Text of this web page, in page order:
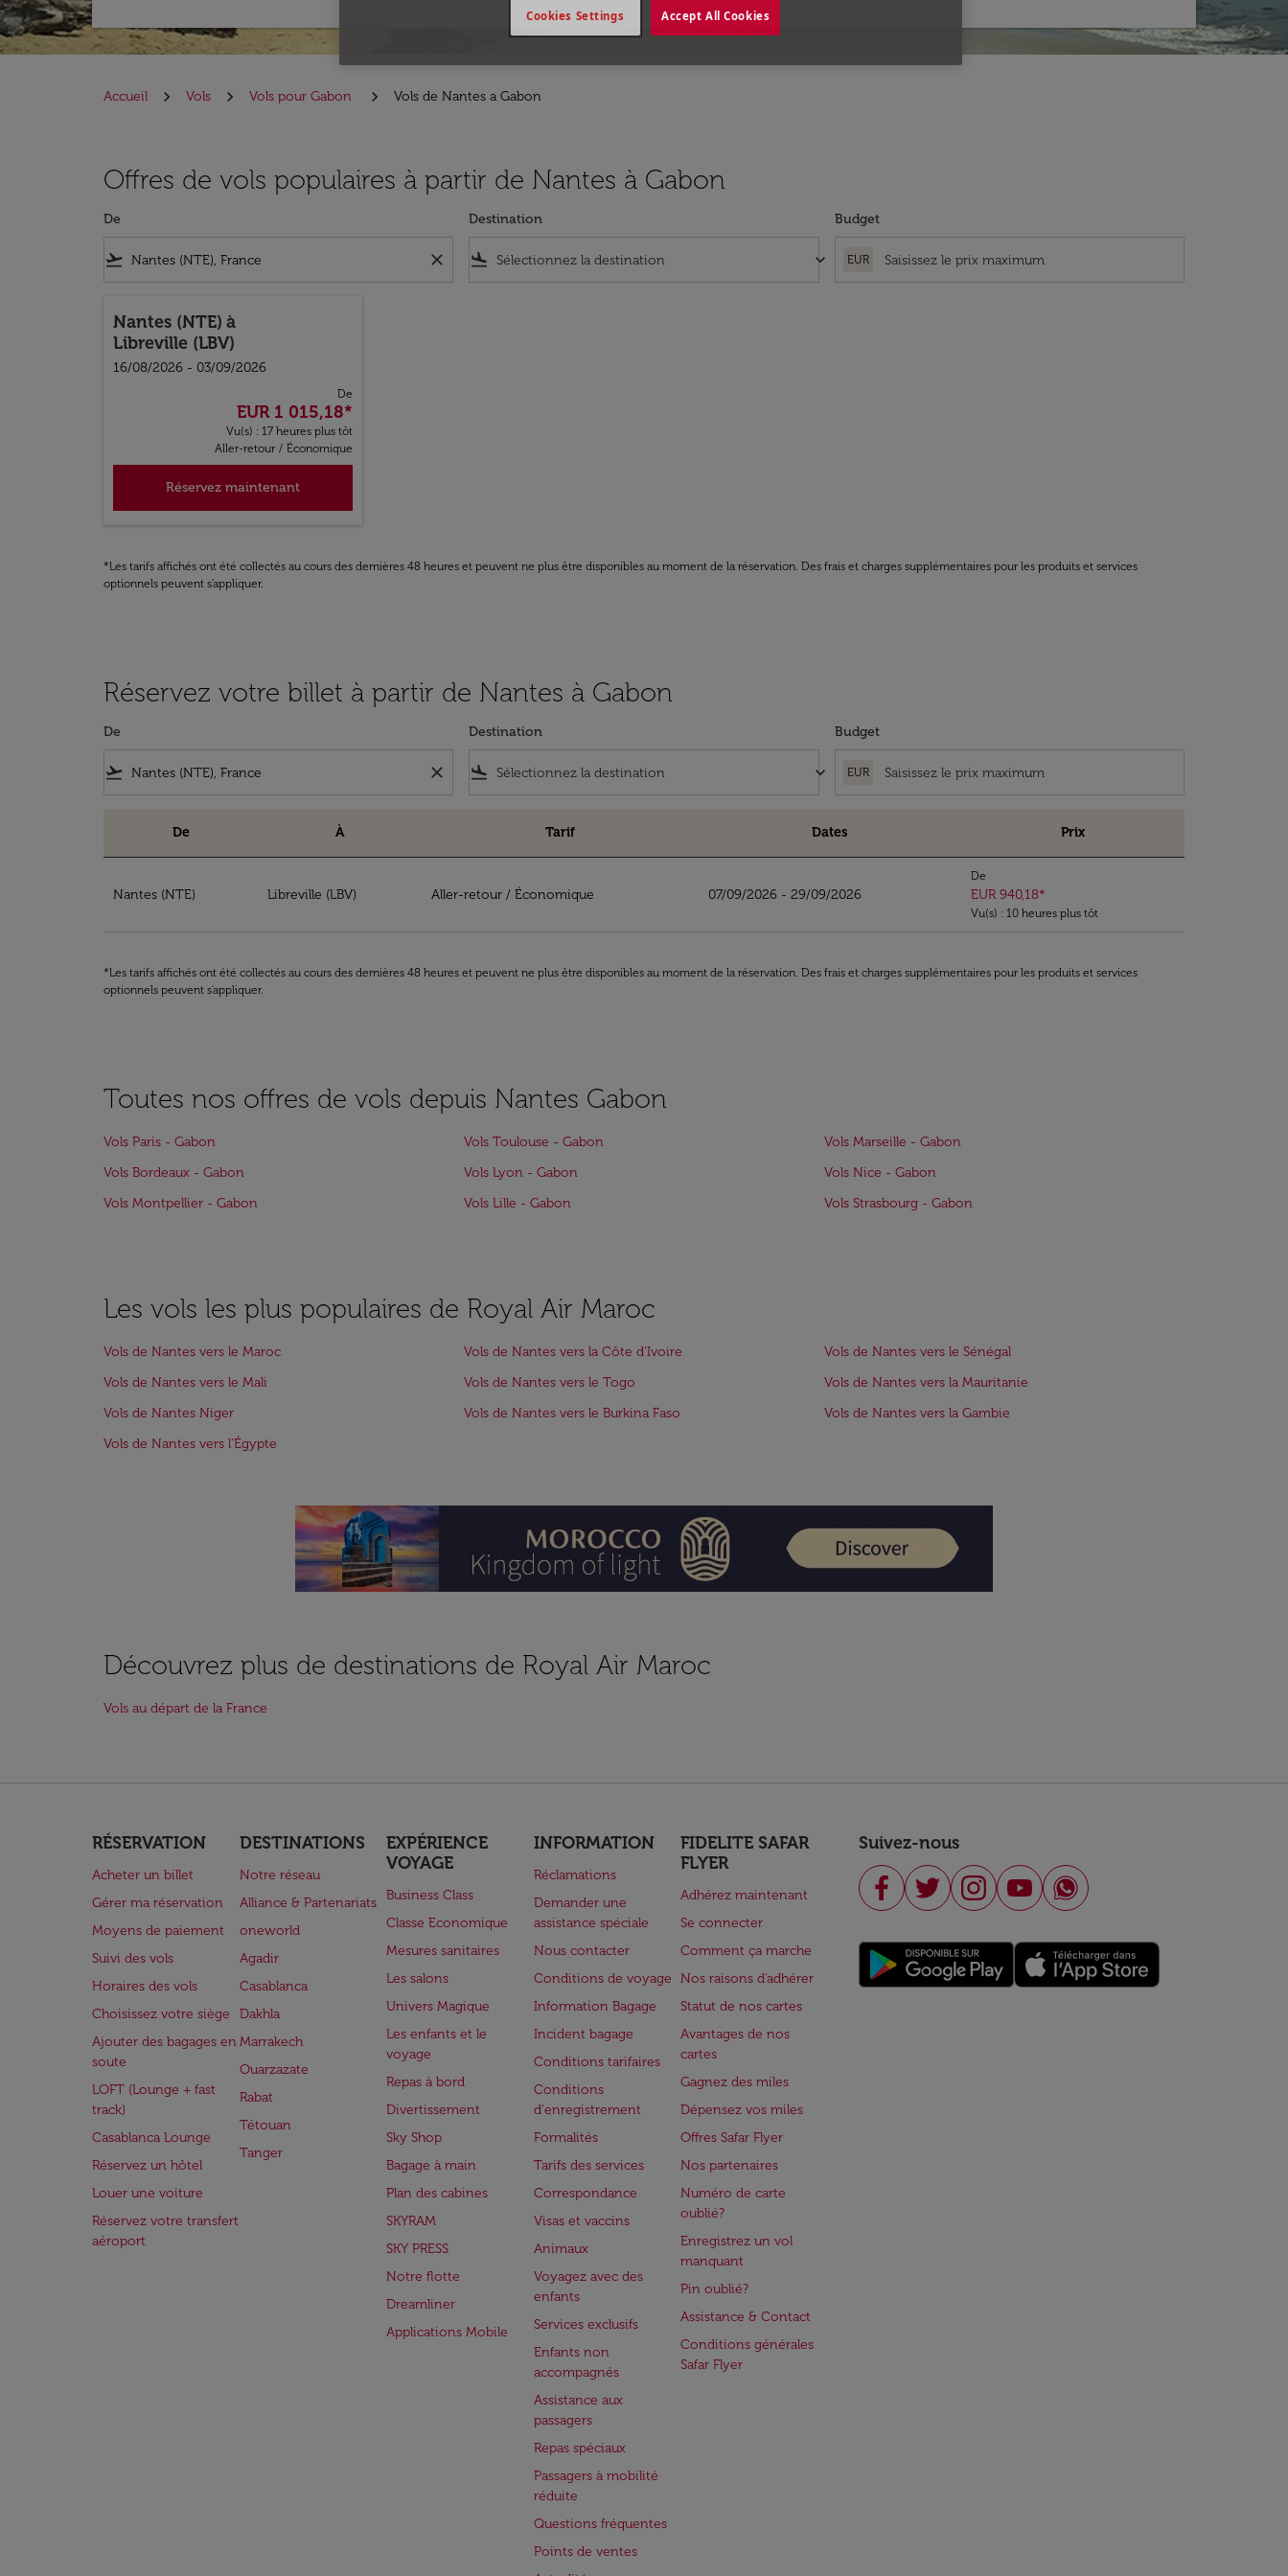
Accueil Vols Vols pour Gabon Vols de Nantes a Gabon
Offres de vols populaires à partir de Nantes à Gabon
De
flight_takeoff close
Destination
flight_land keyboard_arrow_down
Budget
EUR
Nantes (NTE) à
Libreville (LBV)
16/08/2026 - 03/09/2026
De
EUR 1 015,18*
Vu(s) : 17 heures plus tôt
Aller-retour / Économique
Réservez maintenant
*Les tarifs affichés ont été collectés au cours des dernières 48 heures et peuvent ne plus être disponibles au moment de la réservation. Des frais et charges supplémentaires pour les produits et services
optionnels peuvent s'appliquer.
Réservez votre billet à partir de Nantes à Gabon
De
flight_takeoff close
Destination
flight_land keyboard_arrow_down
Budget
EUR
De À Tarif Dates Prix
Nantes (NTE) Libreville (LBV) Aller-retour / Économique 07/09/2026 - 29/09/2026
De
EUR 940,18*
Vu(s) : 10 heures plus tôt
*Les tarifs affichés ont été collectés au cours des dernières 48 heures et peuvent ne plus être disponibles au moment de la réservation. Des frais et charges supplémentaires pour les produits et services
optionnels peuvent s'appliquer.
Toutes nos offres de vols depuis Nantes Gabon
Vols Paris - Gabon Vols Toulouse - Gabon
Vols Marseille - Gabon
Vols Bordeaux - Gabon
Vols Lyon - Gabon
Vols Nice - Gabon
Vols Montpellier - Gabon
Vols Lille - Gabon Vols Strasbourg - Gabon
Les vols les plus populaires de Royal Air Maroc
Vols de Nantes vers le Maroc Vols de Nantes vers la Côte d'Ivoire
Vols de Nantes vers le Sénégal
Vols de Nantes vers le Mali
Vols de Nantes vers le Togo
Vols de Nantes vers la Mauritanie
Vols de Nantes Niger
Vols de Nantes vers le Burkina Faso
Vols de Nantes vers la Gambie
Vols de Nantes vers l'Égypte
Découvrez plus de destinations de Royal Air Maroc
Vols au départ de la France
RÉSERVATION
Acheter un billet
Gérer ma réservation
Moyens de paiement
Suivi des vols
Horaires des vols
Choisissez votre siège
Ajouter des bagages en
soute
LOFT (Lounge + fast
track)
Casablanca Lounge
Réservez un hôtel
Louer une voiture
Réservez votre transfert
aéroport
DESTINATIONS
Notre réseau
Alliance & Partenariats
oneworld
Agadir
Casablanca
Dakhla
Marrakech
Ouarzazate
Rabat
Tétouan
Tanger
EXPÉRIENCE
VOYAGE
Business Class
Classe Economique
Mesures sanitaires
Les salons
Univers Magique
Les enfants et le
voyage
Repas à bord
Divertissement
Sky Shop
Bagage à main
Plan des cabines
SKYRAM
SKY PRESS
Notre flotte
Dreamliner
Applications Mobile
INFORMATION
Réclamations
Demander une
assistance spéciale
Nous contacter
Conditions de voyage
Information Bagage
Incident bagage
Conditions tarifaires
Conditions
d'enregistrement
Formalités
Tarifs des services
Correspondance
Visas et vaccins
Animaux
Voyagez avec des
enfants
Services exclusifs
Enfants non
accompagnés
Assistance aux
passagers
Repas spéciaux
Passagers à mobilité
réduite
Questions fréquentes
Points de ventes
FIDELITE SAFAR
FLYER
Adhérez maintenant
Se connecter
Comment ça marche
Nos raisons d'adhérer
Statut de nos cartes
Avantages de nos
cartes
Gagnez des miles
Dépensez vos miles
Offres Safar Flyer
Nos partenaires
Numéro de carte
oublié?
Enregistrez un vol
manquant
Pin oublié?
Assistance & Contact
Conditions générales
Safar Flyer
Suivez-nous
Accept All Cookies
Cookies Settings